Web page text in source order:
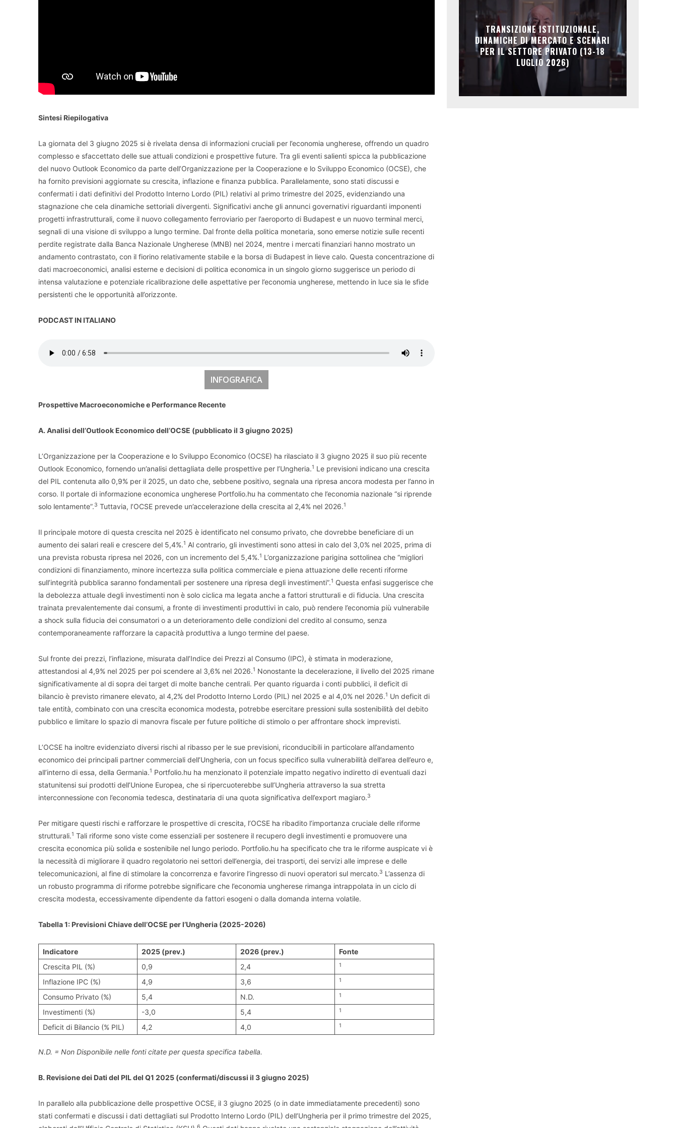
Sintesi Riepilogativa
La giornata del 3 giugno 2025 si è rivelata densa di informazioni cruciali per l’economia ungherese, offrendo un quadro
complesso e sfaccettato delle sue attuali condizioni e prospettive future. Tra gli eventi salienti spicca la pubblicazione
del nuovo Outlook Economico da parte dell’Organizzazione per la Cooperazione e lo Sviluppo Economico (OCSE), che
ha fornito previsioni aggiornate su crescita, inflazione e finanza pubblica. Parallelamente, sono stati discussi e
confermati i dati definitivi del Prodotto Interno Lordo (PIL) relativi al primo trimestre del 2025, evidenziando una
stagnazione che cela dinamiche settoriali divergenti. Significativi anche gli annunci governativi riguardanti imponenti
progetti infrastrutturali, come il nuovo collegamento ferroviario per l’aeroporto di Budapest e un nuovo terminal merci,
segnali di una visione di sviluppo a lungo termine. Dal fronte della politica monetaria, sono emerse notizie sulle recenti
perdite registrate dalla Banca Nazionale Ungherese (MNB) nel 2024, mentre i mercati finanziari hanno mostrato un
andamento contrastato, con il fiorino relativamente stabile e la borsa di Budapest in lieve calo. Questa concentrazione di
dati macroeconomici, analisi esterne e decisioni di politica economica in un singolo giorno suggerisce un periodo di
intensa valutazione e potenziale ricalibrazione delle aspettative per l’economia ungherese, mettendo in luce sia le sfide
persistenti che le opportunità all’orizzonte.
PODCAST IN ITALIANO
INFOGRAFICA
Prospettive Macroeconomiche e Performance Recente
A. Analisi dell’Outlook Economico dell’OCSE (pubblicato il 3 giugno 2025)
L’Organizzazione per la Cooperazione e lo Sviluppo Economico (OCSE) ha rilasciato il 3 giugno 2025 il suo più recente
Outlook Economico, fornendo un’analisi dettagliata delle prospettive per l’Ungheria.1 Le previsioni indicano una crescita
del PIL contenuta allo 0,9% per il 2025, un dato che, sebbene positivo, segnala una ripresa ancora modesta per l’anno in
corso. Il portale di informazione economica ungherese Portfolio.hu ha commentato che l’economia nazionale “si riprende
solo lentamente”.3 Tuttavia, l’OCSE prevede un’accelerazione della crescita al 2,4% nel 2026.1
Il principale motore di questa crescita nel 2025 è identificato nel consumo privato, che dovrebbe beneficiare di un
aumento dei salari reali e crescere del 5,4%.1 Al contrario, gli investimenti sono attesi in calo del 3,0% nel 2025, prima di
una prevista robusta ripresa nel 2026, con un incremento del 5,4%.1 L’organizzazione parigina sottolinea che “migliori
condizioni di finanziamento, minore incertezza sulla politica commerciale e piena attuazione delle recenti riforme
sull’integrità pubblica saranno fondamentali per sostenere una ripresa degli investimenti”.1 Questa enfasi suggerisce che
la debolezza attuale degli investimenti non è solo ciclica ma legata anche a fattori strutturali e di fiducia. Una crescita
trainata prevalentemente dai consumi, a fronte di investimenti produttivi in calo, può rendere l’economia più vulnerabile
a shock sulla fiducia dei consumatori o a un deterioramento delle condizioni del credito al consumo, senza
contemporaneamente rafforzare la capacità produttiva a lungo termine del paese.
Sul fronte dei prezzi, l’inflazione, misurata dall’Indice dei Prezzi al Consumo (IPC), è stimata in moderazione,
attestandosi al 4,9% nel 2025 per poi scendere al 3,6% nel 2026.1 Nonostante la decelerazione, il livello del 2025 rimane
significativamente al di sopra dei target di molte banche centrali. Per quanto riguarda i conti pubblici, il deficit di
bilancio è previsto rimanere elevato, al 4,2% del Prodotto Interno Lordo (PIL) nel 2025 e al 4,0% nel 2026.1 Un deficit di
tale entità, combinato con una crescita economica modesta, potrebbe esercitare pressioni sulla sostenibilità del debito
pubblico e limitare lo spazio di manovra fiscale per future politiche di stimolo o per affrontare shock imprevisti.
L’OCSE ha inoltre evidenziato diversi rischi al ribasso per le sue previsioni, riconducibili in particolare all’andamento
economico dei principali partner commerciali dell’Ungheria, con un focus specifico sulla vulnerabilità dell’area dell’euro e,
all’interno di essa, della Germania.1 Portfolio.hu ha menzionato il potenziale impatto negativo indiretto di eventuali dazi
statunitensi sui prodotti dell’Unione Europea, che si ripercuoterebbe sull’Ungheria attraverso la sua stretta
interconnessione con l’economia tedesca, destinataria di una quota significativa dell’export magiaro.3
Per mitigare questi rischi e rafforzare le prospettive di crescita, l’OCSE ha ribadito l’importanza cruciale delle riforme
strutturali.1 Tali riforme sono viste come essenziali per sostenere il recupero degli investimenti e promuovere una
crescita economica più solida e sostenibile nel lungo periodo. Portfolio.hu ha specificato che tra le riforme auspicate vi è
la necessità di migliorare il quadro regolatorio nei settori dell’energia, dei trasporti, dei servizi alle imprese e delle
telecomunicazioni, al fine di stimolare la concorrenza e favorire l’ingresso di nuovi operatori sul mercato.3 L’assenza di
un robusto programma di riforme potrebbe significare che l’economia ungherese rimanga intrappolata in un ciclo di
crescita modesta, eccessivamente dipendente da fattori esogeni o dalla domanda interna volatile.
Tabella 1: Previsioni Chiave dell’OCSE per l’Ungheria (2025-2026)
Indicatore 2025 (prev.) 2026 (prev.)
Fonte
Crescita PIL (%)
0,9 2,4 1
Inflazione IPC (%) 4,9 3,6 1
Consumo Privato (%) 5,4 N.D. 1
Investimenti (%) -3,0 5,4 1
Deficit di Bilancio (% PIL) 4,2 4,0 1
N.D. = Non Disponibile nelle fonti citate per questa specifica tabella.
B. Revisione dei Dati del PIL del Q1 2025 (confermati/discussi il 3 giugno 2025)
In parallelo alla pubblicazione delle prospettive OCSE, il 3 giugno 2025 (o in date immediatamente precedenti) sono
stati confermati e discussi i dati dettagliati sul Prodotto Interno Lordo (PIL) dell’Ungheria per il primo trimestre del 2025,
TRANSIZIONE ISTITUZIONALE,
DINAMICHE DI MERCATO E SCENARI
PER IL SETTORE PRIVATO (13-18
LUGLIO 2026)